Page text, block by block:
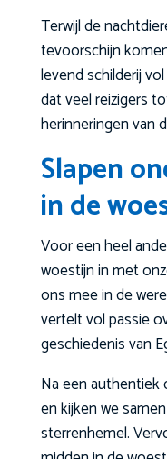
Terwijl de
tevoorschijn
levend schilderij
dat veel reizigers
herinneringen van
Slapen
in de
Voor een heel
woestijn in met
ons mee in de
vertelt vol passie
geschiedenis van
Na een authentiek
en kijken we
sterrenhemel.